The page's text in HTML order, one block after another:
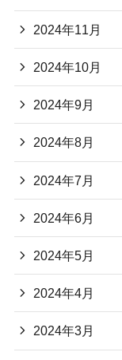
2024年11月
2024年10月
2024年9月
2024年8月
2024年7月
2024年6月
2024年5月
2024年4月
2024年3月